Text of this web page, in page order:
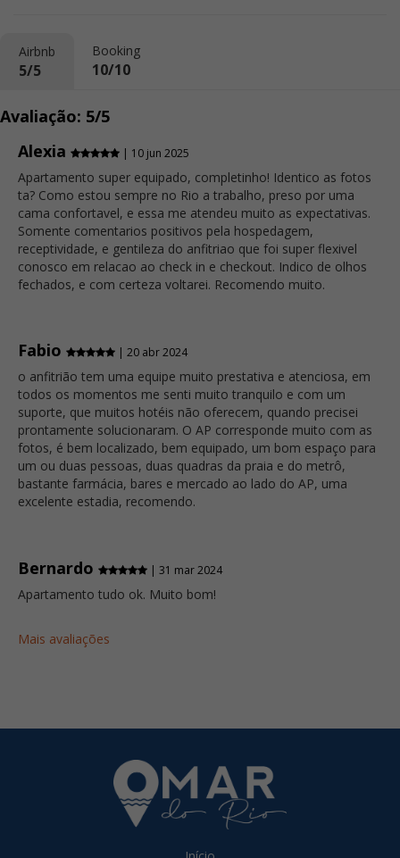
Airbnb
5/5
Booking
10/10
Avaliação: 5/5
Alexia
| 10 jun 2025
Apartamento super equipado, completinho! Identico as fotos
ta? Como estou sempre no Rio a trabalho, preso por uma
cama confortavel, e essa me atendeu muito as expectativas.
Somente comentarios positivos pela hospedagem,
receptividade, e gentileza do anfitriao que foi super flexivel
conosco em relacao ao check in e checkout. Indico de olhos
fechados, e com certeza voltarei. Recomendo muito.
Fabio | 20 abr 2024
o anfitrião tem uma equipe muito prestativa e atenciosa, em
todos os momentos me senti muito tranquilo e com um
suporte, que muitos hotéis não oferecem, quando precisei
prontamente solucionaram. O AP corresponde muito com as
fotos, é bem localizado, bem equipado, um bom espaço para
um ou duas pessoas, duas quadras da praia e do metrô,
bastante farmácia, bares e mercado ao lado do AP, uma
excelente estadia, recomendo.
Bernardo | 31 mar 2024
Apartamento tudo ok. Muito bom!
Mais avaliações